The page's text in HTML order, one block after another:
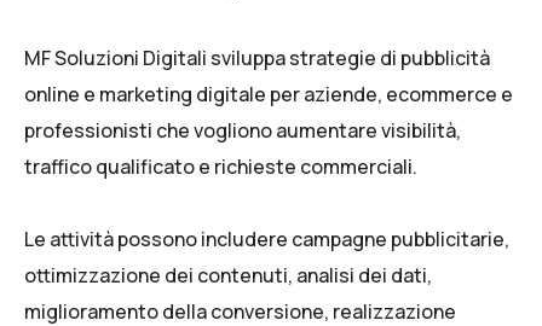
MF Soluzioni Digitali sviluppa strategie di pubblicità
online e marketing digitale per aziende, ecommerce e
professionisti che vogliono aumentare visibilità,
traffico qualificato e richieste commerciali.
Le attività possono includere campagne pubblicitarie,
ottimizzazione dei contenuti, analisi dei dati,
miglioramento della conversione, realizzazione